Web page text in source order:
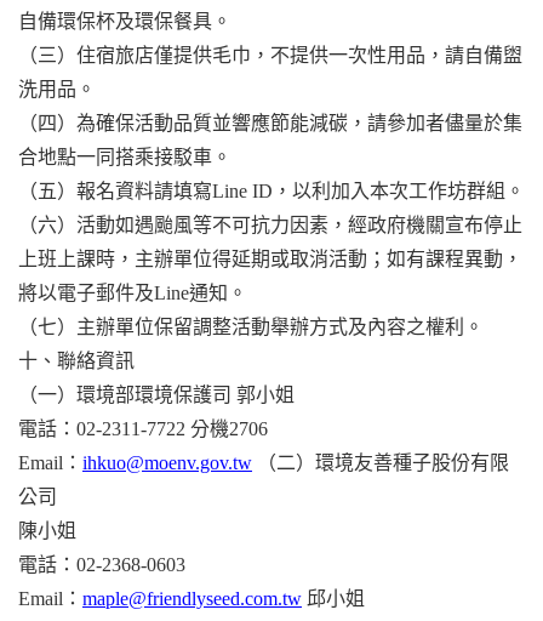
自備環保杯及環保餐具。
（三）住宿旅店僅提供毛巾，不提供一次性用品，請自備盥
洗用品。
（四）為確保活動品質並響應節能減碳，請參加者儘量於集
合地點一同搭乘接駁車。
（五）報名資料請填寫Line ID，以利加入本次工作坊群組。
（六）活動如遇颱風等不可抗力因素，經政府機關宣布停止
上班上課時，主辦單位得延期或取消活動；如有課程異動，
將以電子郵件及Line通知。
（七）主辦單位保留調整活動舉辦方式及內容之權利。
十、聯絡資訊
（一）環境部環境保護司 郭小姐
電話：02-2311-7722 分機2706
Email： ihkuo@moenv.gov.tw
（二）環境友善種子股份有限
公司
陳小姐
電話：02-2368-0603
Email： maple@friendlyseed.com.tw 邱小姐